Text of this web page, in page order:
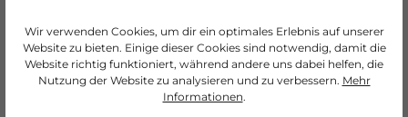
Wir verwenden Cookies, um dir ein optimales Erlebnis auf unserer
Website zu bieten. Einige dieser Cookies sind notwendig, damit die
Website richtig funktioniert, während andere uns dabei helfen, die
Nutzung der Website zu analysieren und zu verbessern. Mehr
Informationen.